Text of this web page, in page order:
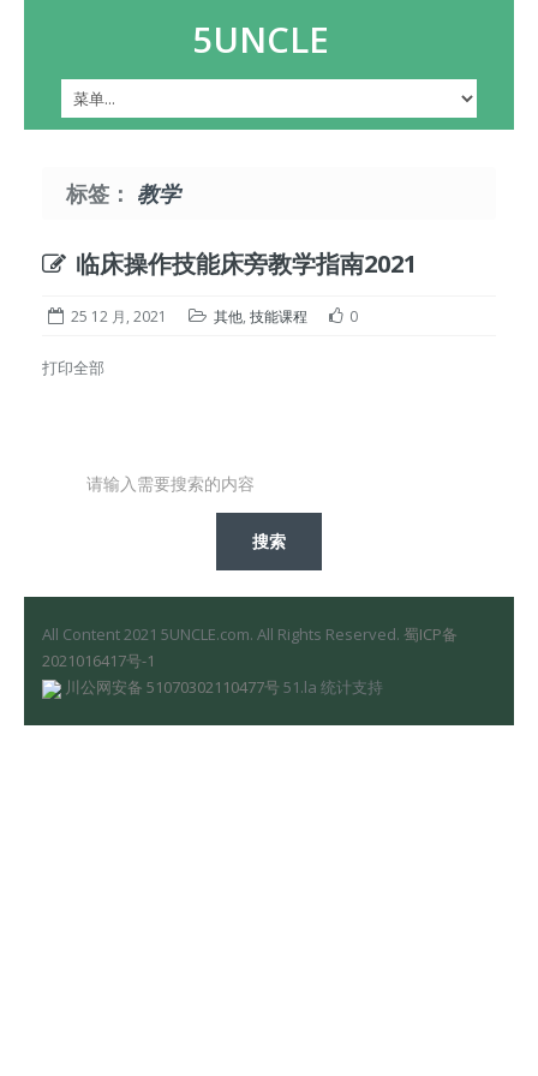
5UNCLE
标签： 教学
临床操作技能床旁教学指南2021
25 12 月, 2021 其他, 技能课程 0
打印全部
All Content 2021 5UNCLE.com. All Rights Reserved. 蜀ICP备
2021016417号-1
川公网安备 51070302110477号 51.la 统计支持